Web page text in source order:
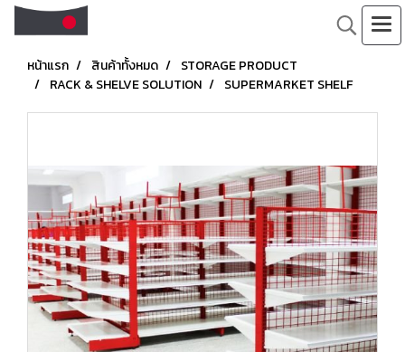
หน้าแรก สินค้าทั้งหมด
STORAGE PRODUCT
RACK & SHELVE SOLUTION
SUPERMARKET SHELF